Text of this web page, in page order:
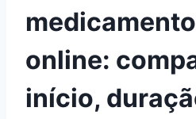
online:
início,